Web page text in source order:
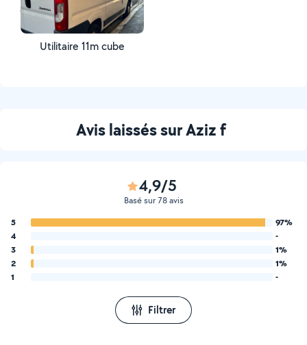
Utilitaire 11m cube
Avis laissés sur Aziz f
4,9/5
Basé sur 78 avis
5
97%
4
-
3
1%
2
1%
1
-
Filtrer